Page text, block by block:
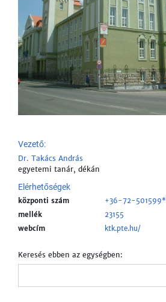
Vezető:
Dr. Takács András
egyetemi tanár, dékán
Elérhetőségek
központi szám
+36-72-501599*
mellék
23155
webcím
ktk.pte.hu/
Keresés ebben az egységben: